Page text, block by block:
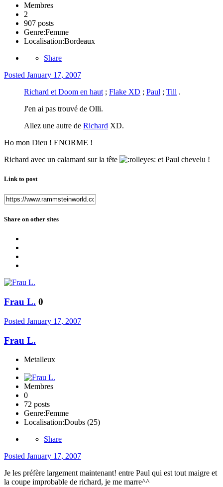
Membres
2
907 posts
Genre:Femme
Localisation:Bordeaux
Share
Posted January 17, 2007
Richard et Doom en haut ; Flake XD ; Paul ; Till .
J'en ai pas trouvé de Olli.
Allez une autre de Richard XD.
Ho mon Dieu ! ENORME !
Richard avec un calamard sur la tête
et Paul chevelu !
Link to post
Share on other sites
Frau L. 0
Posted January 17, 2007
Frau L.
Metalleux
Membres
0
72 posts
Genre:Femme
Localisation:Doubs (25)
Share
Posted January 17, 2007
Je les préfère largement maintenant! entre Paul qui est tout maigre et
la coupe improbable de richard, je me marre^^